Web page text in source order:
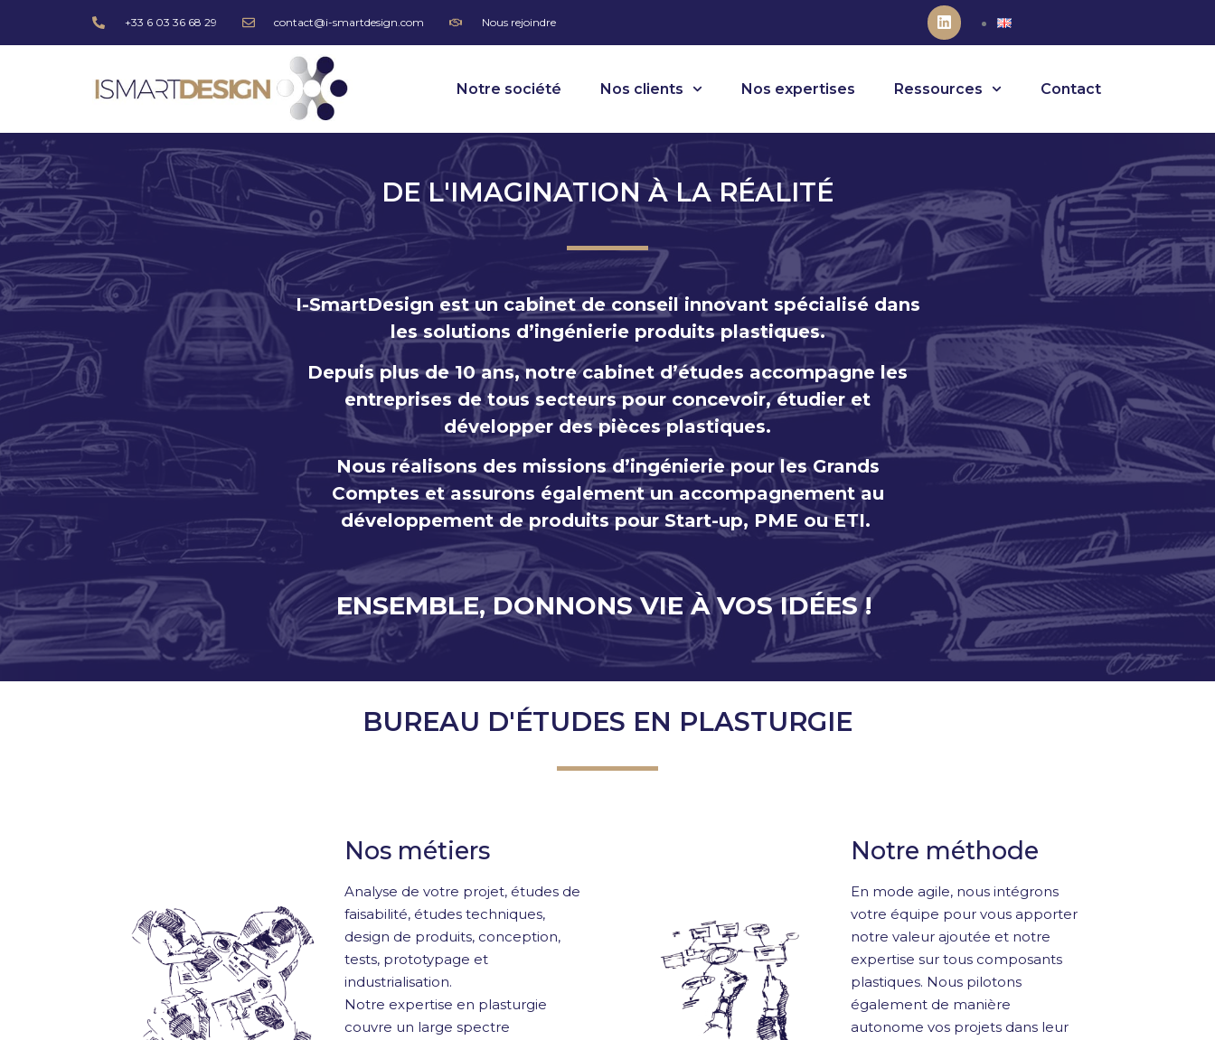
+33 6 03 36 68 29 contact@i-smartdesign.com Nous rejoindre
Notre société Nos clients Nos expertises Ressources Contact
DE L'IMAGINATION À LA RÉALITÉ
I-SmartDesign est un cabinet de conseil innovant spécialisé dans
les solutions d’ingénierie produits plastiques.
Depuis plus de 10 ans, notre cabinet d’études accompagne les
entreprises de tous secteurs pour concevoir, étudier et
développer des pièces plastiques.
Nous réalisons des missions d’ingénierie pour les Grands
Compteset assurons également un accompagnementau
développement de produits pour Start-up, PME ou ETI.
ENSEMBLE, DONNONS VIE À VOS IDÉES !
BUREAU D'ÉTUDES EN PLASTURGIE
Nos métiers
Analyse de votre projet, études de
faisabilité, études techniques,
design de produits, conception,
tests, prototypage et
industrialisation.
Notre expertise en plasturgie
couvre un large spectre
Notre méthode
En mode agile, nous intégrons
votre équipe pour vous apporter
notre valeur ajoutée et notre
expertise sur tous composants
plastiques. Nous pilotons
également de manière
autonome vos projets dans leur